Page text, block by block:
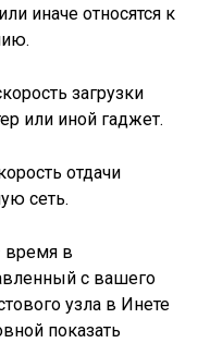
иначе относятся к
загрузки
или иной гаджет.
отдачи
сеть.
время в
с вашего
узла в Инете
показать